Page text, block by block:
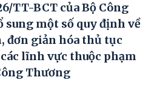
TT-BCT của Bộ Công
sung một số quy định về
đơn giản hóa thủ tục
lĩnh vực thuộc phạm
Thương